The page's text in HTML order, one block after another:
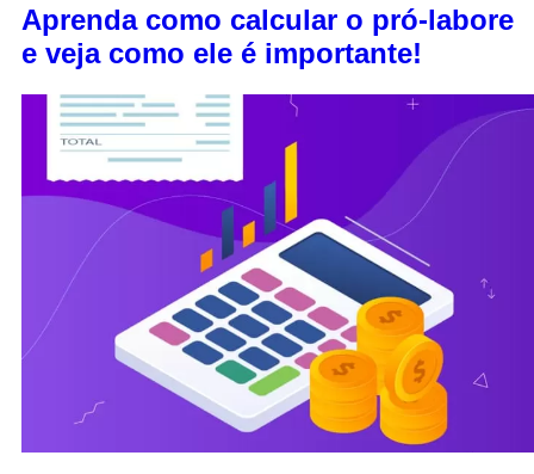
Aprenda como calcular o pró-labore
e veja como ele é importante!